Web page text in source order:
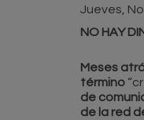
Jueves,
NO HAY
Meses
término
de
de la red